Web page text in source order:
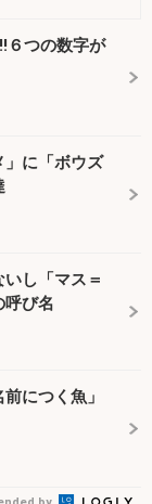
６つの数字が
」に「ボウズ
いし「マス＝
び名
につく魚」